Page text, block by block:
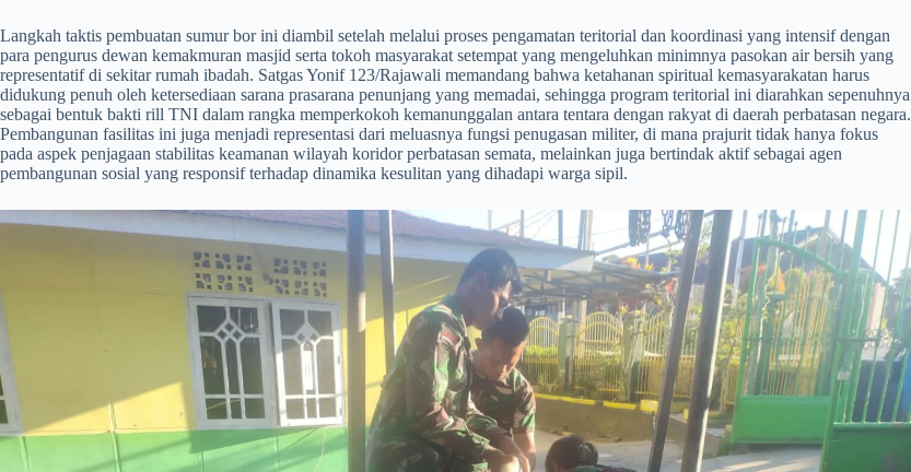
​Langkah taktis pembuatan sumur bor ini diambil setelah melalui proses pengamatan teritorial dan koordinasi yang intensif dengan
para pengurus dewan kemakmuran masjid serta tokoh masyarakat setempat yang mengeluhkan minimnya pasokan air bersih yang
representatif di sekitar rumah ibadah. Satgas Yonif 123/Rajawali memandang bahwa ketahanan spiritual kemasyarakatan harus
didukung penuh oleh ketersediaan sarana prasarana penunjang yang memadai, sehingga program teritorial ini diarahkan sepenuhnya
sebagai bentuk bakti rill TNI dalam rangka memperkokoh kemanunggalan antara tentara dengan rakyat di daerah perbatasan negara.
Pembangunan fasilitas ini juga menjadi representasi dari meluasnya fungsi penugasan militer, di mana prajurit tidak hanya fokus
pada aspek penjagaan stabilitas keamanan wilayah koridor perbatasan semata, melainkan juga bertindak aktif sebagai agen
pembangunan sosial yang responsif terhadap dinamika kesulitan yang dihadapi warga sipil.